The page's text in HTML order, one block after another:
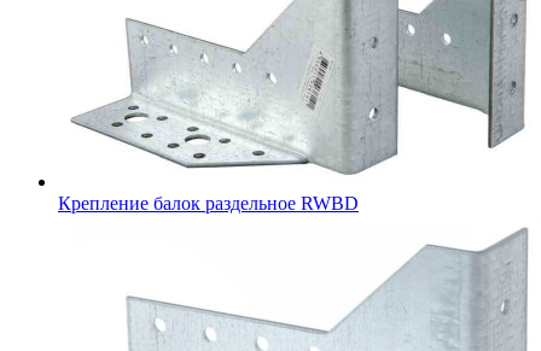
Крепление балок раздельное RWBD